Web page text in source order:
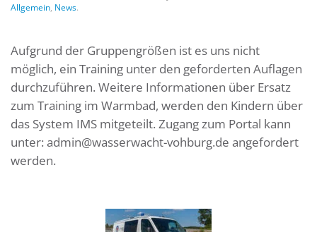
Allgemein, News.
Aufgrund der Gruppengrößen ist es uns nicht
möglich, ein Training unter den geforderten Auflagen
durchzuführen. Weitere Informationen über Ersatz
zum Training im Warmbad, werden den Kindern über
das System IMS mitgeteilt. Zugang zum Portal kann
unter: admin@wasserwacht-vohburg.de angefordert
werden.